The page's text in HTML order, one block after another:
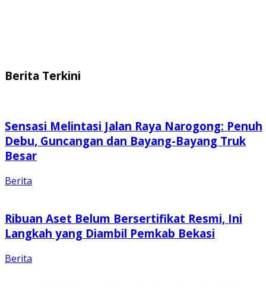
Berita Terkini
Sensasi Melintasi Jalan Raya Narogong: Penuh
Debu, Guncangan dan Bayang-Bayang Truk
Besar
Berita
Ribuan Aset Belum Bersertifikat Resmi, Ini
Langkah yang Diambil Pemkab Bekasi
Berita